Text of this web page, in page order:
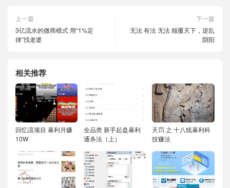
上一篇
3亿流水的微商模式 用“1%定
律”找老婆
下一篇
无法 有法 无法 颠覆天下，逆乱
阴阳
相关推荐
回忆流项目 暴利月赚
10W
全品类 新手起盘暴利
通杀法（上）
天罚 之 十八线暴利科
技赚法